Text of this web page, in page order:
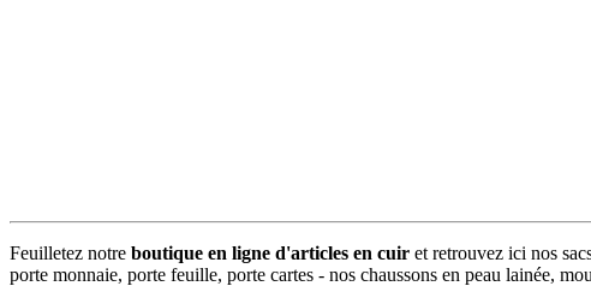
Feuilletez notre boutique en ligne d'articles en cuir et retrouvez ici nos
porte monnaie, porte feuille, porte cartes - nos chaussons en peau lainée,